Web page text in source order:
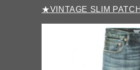
★VINTAGE SLIM